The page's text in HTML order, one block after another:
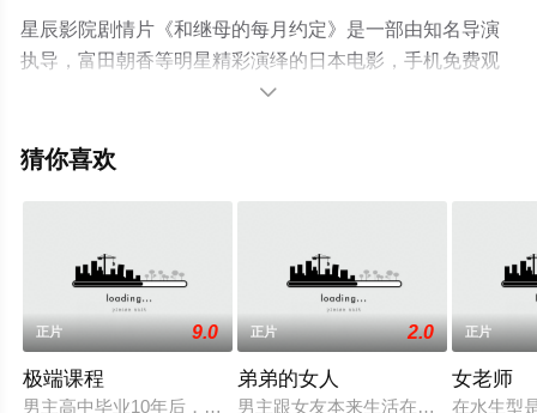
星辰影院剧情片《和继母的每月约定》是一部由知名导演
执导，富田朝香等明星精彩演绎的日本电影，手机免费观
看高清无删减完整版电影大全就来星辰影视，更多相关信

猜你喜欢
正片 9.0
极端课程
男主高中毕业10年后，还想通过cheng人考试考上大学，得到了
正片 2.0
弟弟的女人
男主跟女友本来生活在一起，弟弟却
正片
女老师
在水生型